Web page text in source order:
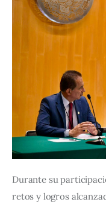
Durante su
retos y logros